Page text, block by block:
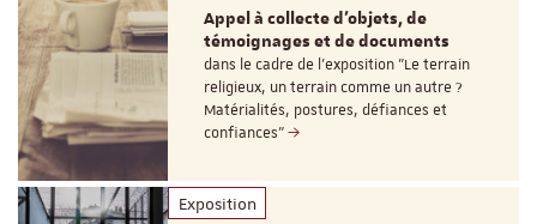
Appel à collecte d'objets, de
témoignages et de documents
dans le cadre de l'exposition "Le terrain
religieux, un terrain comme un autre ?
Matérialités, postures, défiances et
confiances"
Exposition